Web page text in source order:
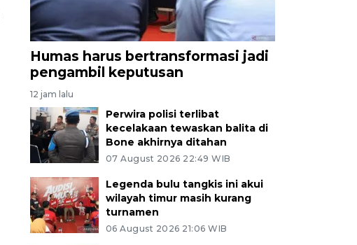
Humas harus bertransformasi jadi
pengambil keputusan
12 jam lalu
Perwira polisi terlibat
kecelakaan tewaskan balita di
Bone akhirnya ditahan
07 August 2026 22:49 WIB
Legenda bulu tangkis ini akui
wilayah timur masih kurang
turnamen
06 August 2026 21:06 WIB